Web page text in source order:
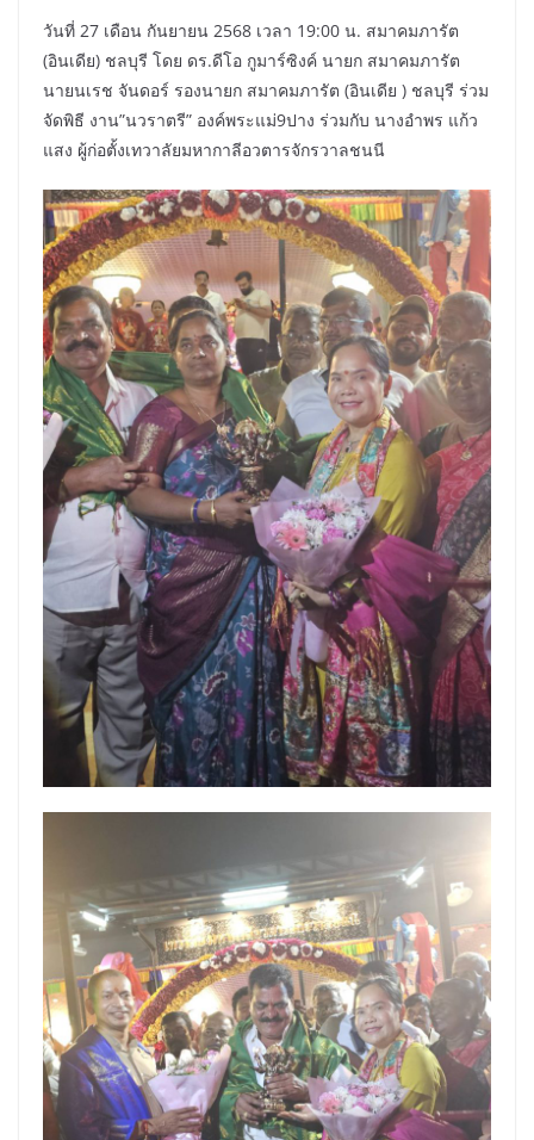
วันที่ 27 เดือน กันยายน 2568 เวลา 19:00 น. สมาคมภารัต
(อินเดีย) ชลบุรี โดย ดร.ดีโอ กูมาร์ซิงค์ นายก สมาคมภารัต
นายนเรช จันดอร์ รองนายก สมาคมภารัต (อินเดีย ) ชลบุรี ร่วม
จัดพิธี งาน”นวราตรี” องค์พระแม่9ปาง ร่วมกับ นางอำพร แก้ว
แสง ผู้ก่อตั้งเทวาลัยมหากาลีอวตารจักรวาลชนนี